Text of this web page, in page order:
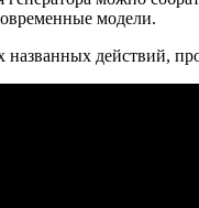
модели.
названных действий,